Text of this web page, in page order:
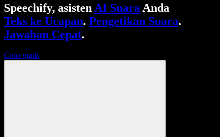
Speechify, asisten AI Suara Anda
Teks ke Ucapan. Pengetikan Suara.
Jawaban Cepat.
Coba gratis